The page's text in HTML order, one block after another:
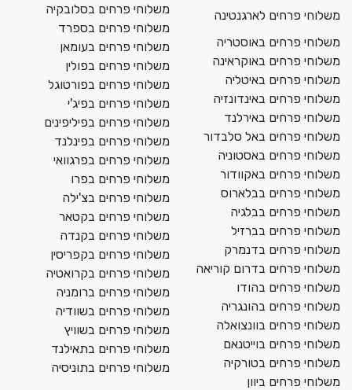
משלוחי פרחים לארגנטינה
משלוחי פרחים באוסטריה
משלוחי פרחים באוקראינה
משלוחי פרחים באיטליה
משלוחי פרחים באינדונזיה
משלוחי פרחים באירלנד
משלוחי פרחים באל סלבדור
משלוחי פרחים באסטוניה
משלוחי פרחים באקוודור
משלוחי פרחים בבלארוס
משלוחי פרחים בבלגיה
משלוחי פרחים בברזיל
משלוחי פרחים בדנמרק
משלוחי פרחים בדרום קוריאה
משלוחי פרחים בהודו
משלוחי פרחים בהונגריה
משלוחי פרחים בוונצואלה
משלוחי פרחים בוייטנאם
משלוחי פרחים בטורקיה
משלוחי פרחים ביוון
משלוחי פרחים בסלובקיה
משלוחי פרחים בספרד
משלוחי פרחים בעומאן
משלוחי פרחים בפולין
משלוחי פרחים בפורטוגל
משלוחי פרחים בפיג'י
משלוחי פרחים בפיליפינים
משלוחי פרחים בפינלנד
משלוחי פרחים בפרגוואי
משלוחי פרחים בפרו
משלוחי פרחים בצ'ילה
משלוחי פרחים בקטאר
משלוחי פרחים בקנדה
משלוחי פרחים בקפריסין
משלוחי פרחים בקרואטיה
משלוחי פרחים ברומניה
משלוחי פרחים בשוודיה
משלוחי פרחים בשוויץ
משלוחי פרחים בתאילנד
משלוחי פרחים בתוניסיה